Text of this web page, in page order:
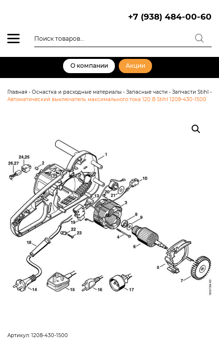
+7 (938) 484-00-60
товаров
О компании Акции
Главная • Оснастка и расходные материалы • Запасные части • Запчасти Stihl •
Автоматический выключатель максимального тока 120 В Stihl 1208-430-1500
Артикул: 1208-430-1500